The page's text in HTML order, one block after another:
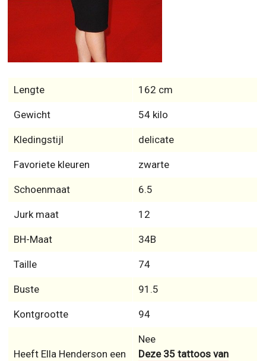
Lengte 162 cm
Gewicht 54 kilo
Kledingstijl delicate
Favoriete kleuren zwarte
Schoenmaat 6.5
Jurk maat 12
BH-Maat 34B
Taille 74
Buste 91.5
Kontgrootte 94
Heeft Ella Henderson een
Nee
Deze 35 tattoos van